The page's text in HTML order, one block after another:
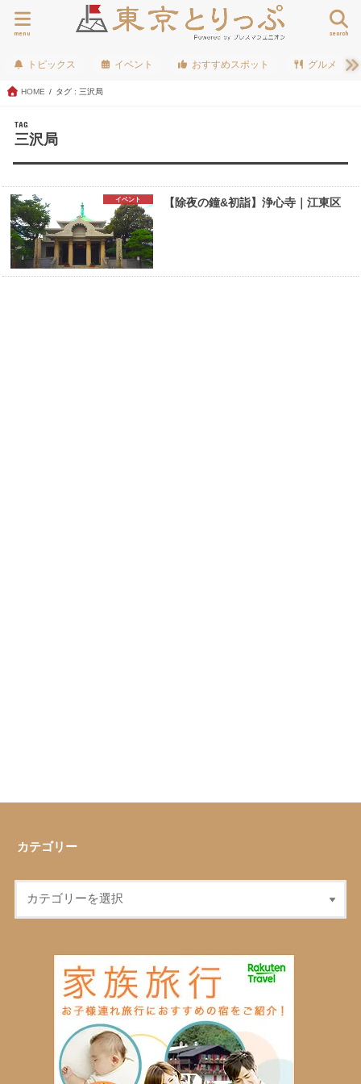
search
menu
トピックス イベント おすすめスポット グルメ
HOME タグ : 三沢局
TAG
三沢局
イベント 【除夜の鐘&初詣】浄心寺｜江東区
カテゴリー